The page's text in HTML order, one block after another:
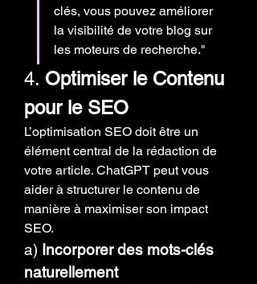
clés, vous pouvez améliorer
la visibilité de votre blog sur
les moteurs de recherche."
4. Optimiser le Contenu
pour le SEO
L’optimisation SEO doit être un
élément central de la rédaction de
votre article. ChatGPT peut vous
aider à structurer le contenu de
manière à maximiser son impact
SEO.
a) Incorporer des mots-clés
naturellement